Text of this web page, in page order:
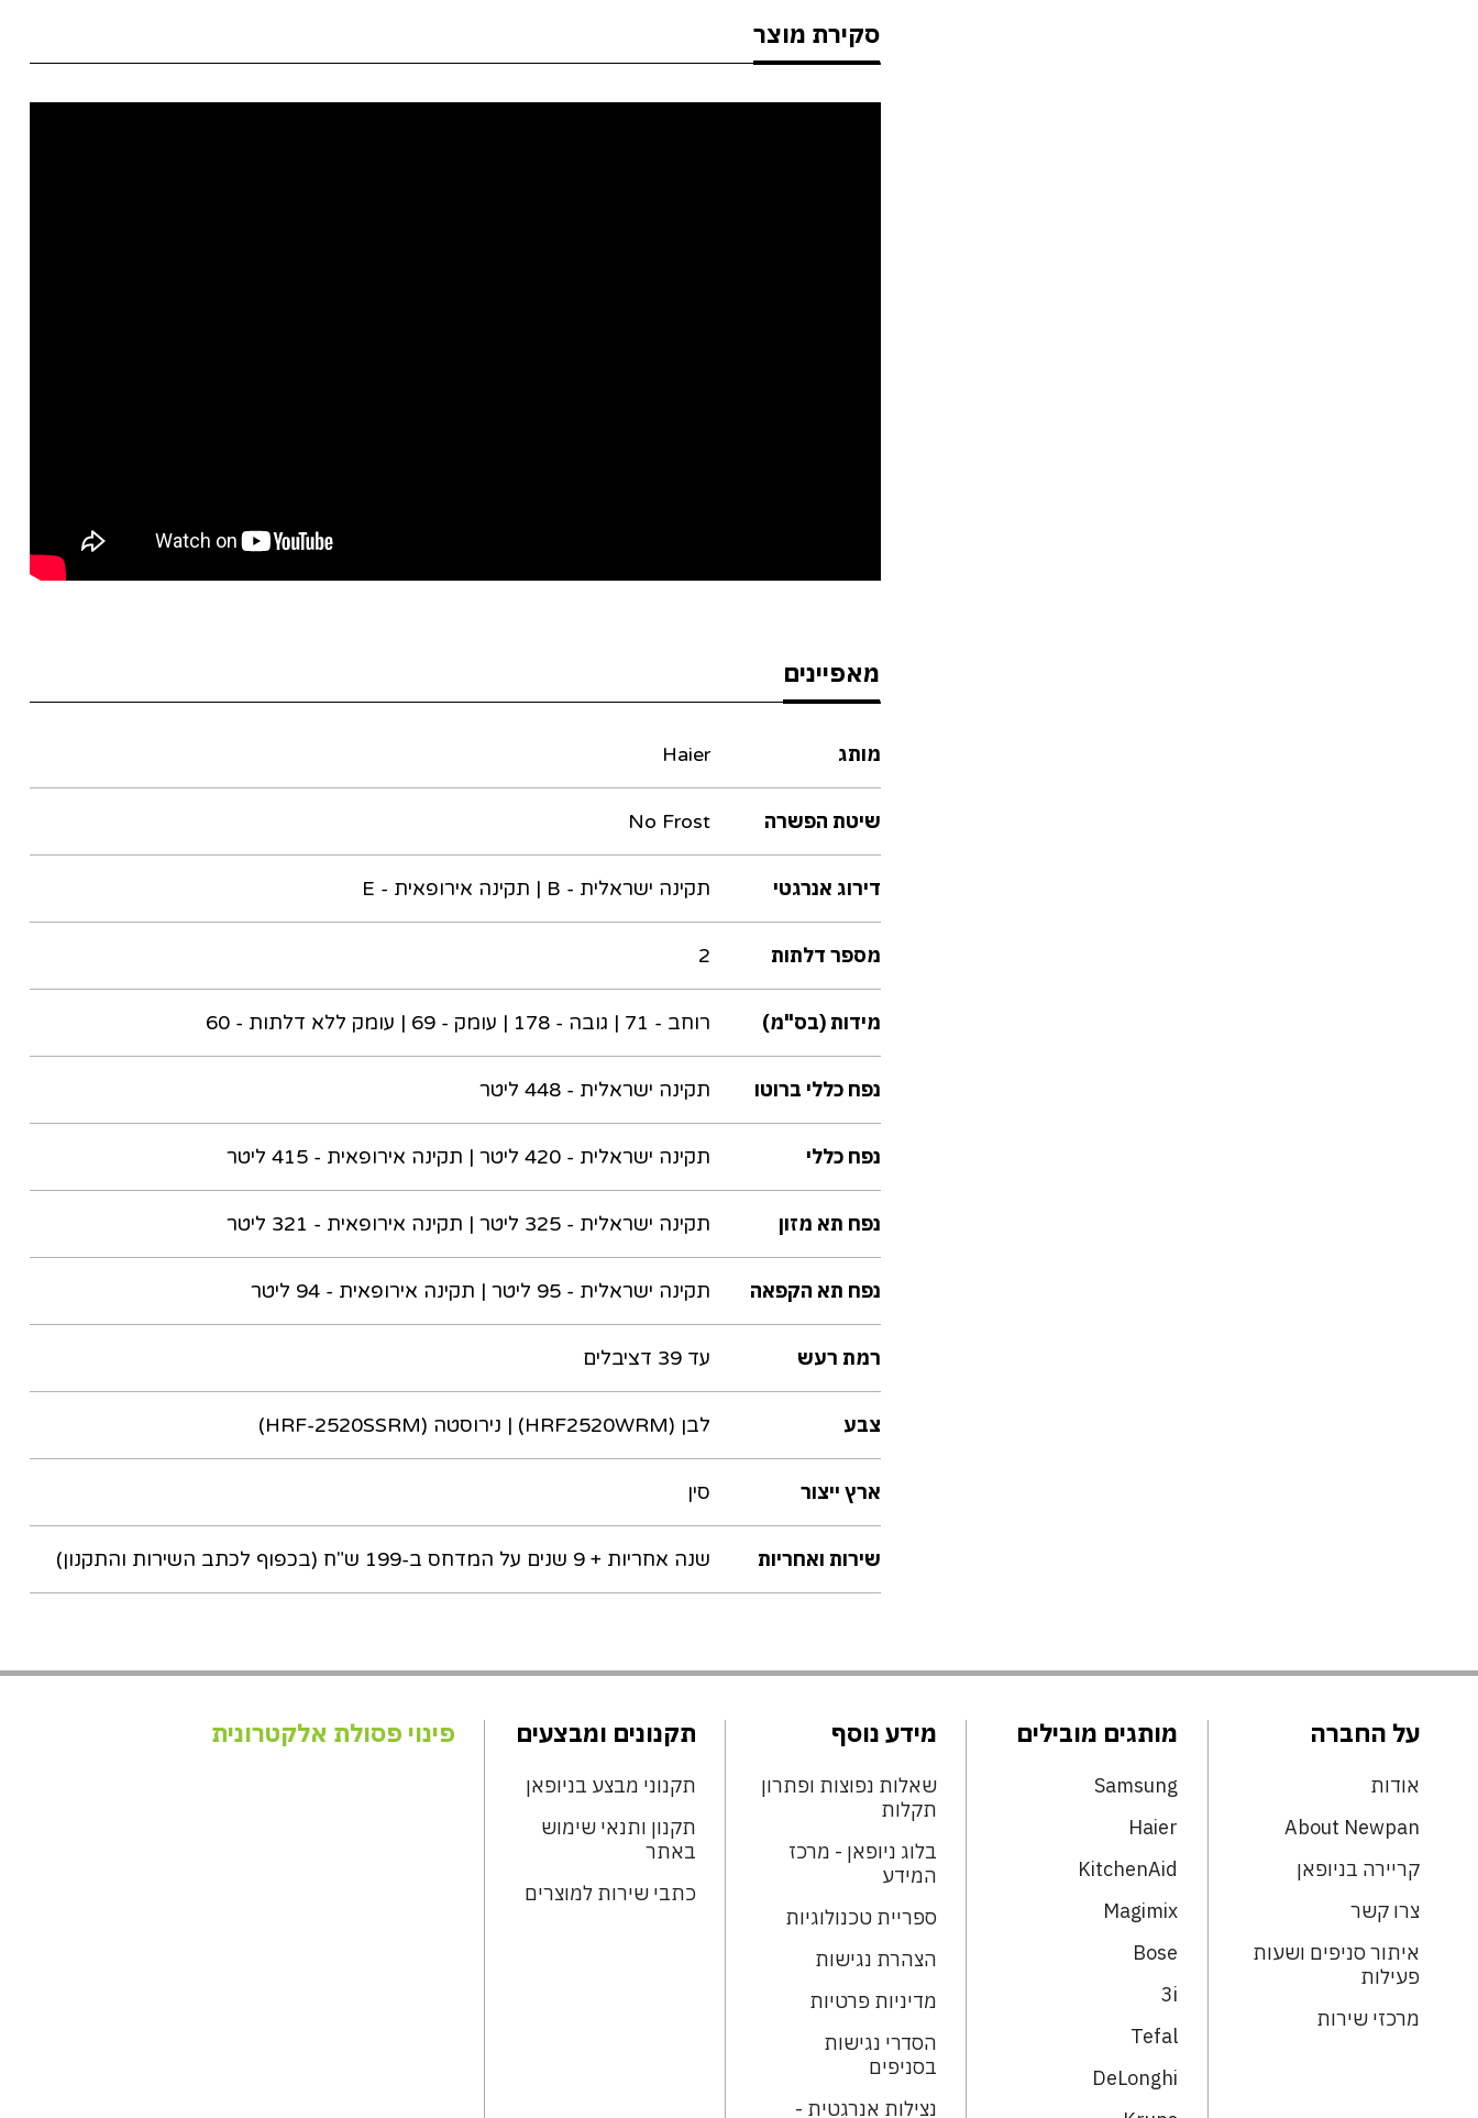
סקירת מוצר
מאפיינים
מותג Haier
שיטת הפשרה No Frost
דירוג אנרגטי תקינה ישראלית - B | תקינה אירופאית - E
מספר דלתות 2
מידות (בס"מ) רוחב - 71 | גובה - 178 | עומק - 69 | עומק ללא דלתות - 60
נפח כללי ברוטו תקינה ישראלית - 448 ליטר
נפח כללי תקינה ישראלית - 420 ליטר | תקינה אירופאית - 415 ליטר
נפח תא מזון תקינה ישראלית - 325 ליטר | תקינה אירופאית - 321 ליטר
נפח תא הקפאה תקינה ישראלית - 95 ליטר | תקינה אירופאית - 94 ליטר
רמת רעש עד 39 דציבלים
צבע לבן (HRF2520WRM) | נירוסטה (HRF-2520SSRM)
ארץ ייצור סין
שירות ואחריות שנה אחריות + 9 שנים על המדחס ב-199 ש"ח (בכפוף לכתב השירות והתקנון)
על החברה
אודות
About Newpan
קריירה בניופאן
צרו קשר
איתור סניפים ושעות
פעילות
מרכזי שירות
מותגים מובילים
Samsung
Haier
KitchenAid
Magimix
Bose
3i
Tefal
DeLonghi
מידע נוסף
שאלות נפוצות ופתרון
תקלות
בלוג ניופאן - מרכז
המידע
ספריית טכנולוגיות
הצהרת נגישות
מדיניות פרטיות
הסדרי נגישות
בסניפים
נצילות אנרגטית -
תקנונים ומבצעים
תקנוני מבצע בניופאן
תקנון ותנאי שימוש
באתר
כתבי שירות למוצרים
פינוי פסולת אלקטרונית